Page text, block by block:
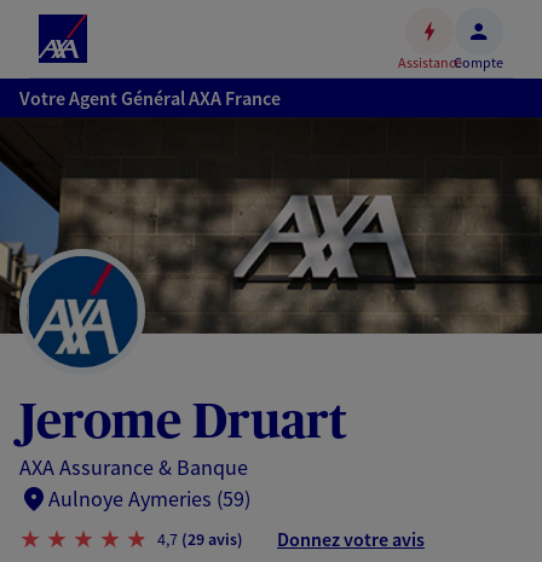
Accéder
au
Accéder
au
pied
de
page
AssistanceCompte
Votre Agent Général AXA France
Jerome Druart
AXA Assurance & Banque
Aulnoye Aymeries (59)
4,7 (29 avis) Donnez votre avis